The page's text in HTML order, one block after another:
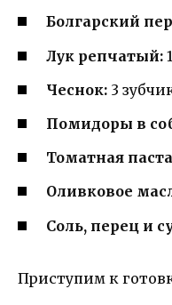
Болгарский
Лук репчатый:
Чеснок: 3
Помидоры в
Томатная
Оливковое
Соль, перец и
Приступим к